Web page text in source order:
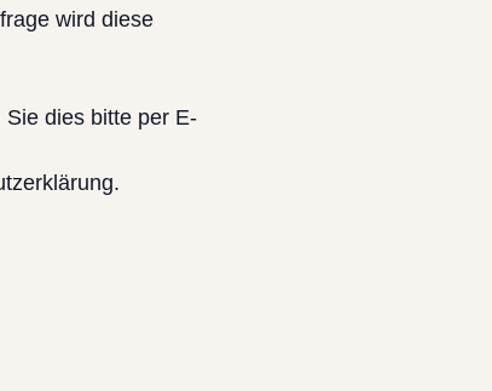
wird diese
dies bitte per E-